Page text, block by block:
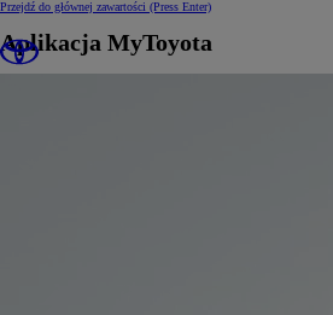
Przejdź do głównej zawartości (Press Enter)
Aplikacja MyToyota